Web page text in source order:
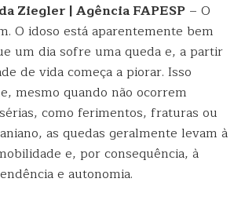
Ziegler | Agência FAPESP – O
O idoso está aparentemente bem
um dia sofre uma queda e, a partir
de vida começa a piorar. Isso
mesmo quando não ocorrem
como ferimentos, fraturas ou
as quedas geralmente levam à
e, por consequência, à
e autonomia.